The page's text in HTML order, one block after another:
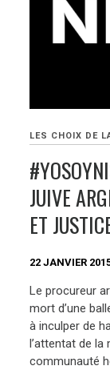
LES CHOIX DE
JUIVE
ET
22 JANVIER
Le procureur
mort d’une
à inculper de
l’attentat de
communauté